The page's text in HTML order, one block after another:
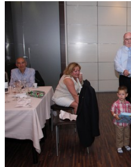
Hacerse socio
Fotos
Sistemas Digitales
Noticias de interés
Contacto